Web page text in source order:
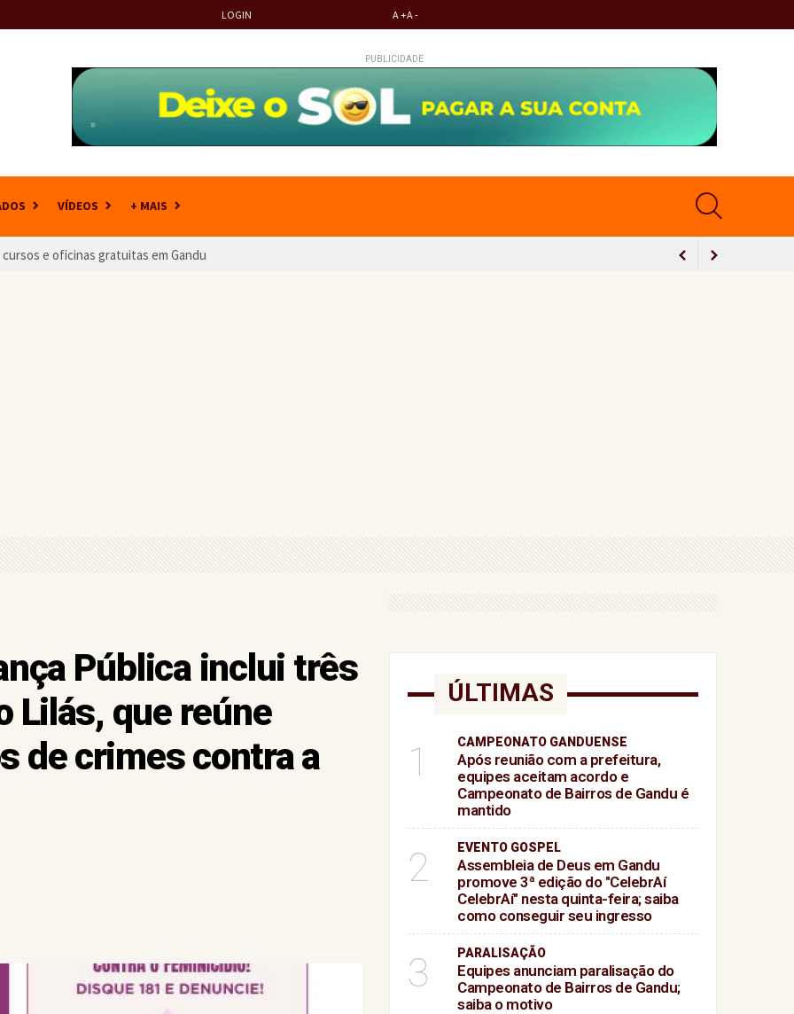
LOGIN A +A -
PUBLICIDADE
VÍDEOS + MAIS
e oficinas gratuitas em Gandu
Pública inclui três
Lilás, que reúne
de crimes contra a
ÚLTIMAS
1 CAMPEONATO GANDUENSE
Após reunião com a prefeitura,
equipes aceitam acordo e
Campeonato de Bairros de Gandu é
mantido
2 EVENTO GOSPEL
Assembleia de Deus em Gandu
promove 3ª edição do "CelebrAí
CelebrAí" nesta quinta-feira; saiba
como conseguir seu ingresso
3 PARALISAÇÃO
Equipes anunciam paralisação do
Campeonato de Bairros de Gandu;
saiba o motivo